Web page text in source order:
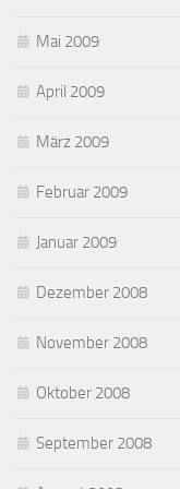
Mai 2009
April 2009
März 2009
Februar 2009
Januar 2009
Dezember 2008
November 2008
Oktober 2008
September 2008